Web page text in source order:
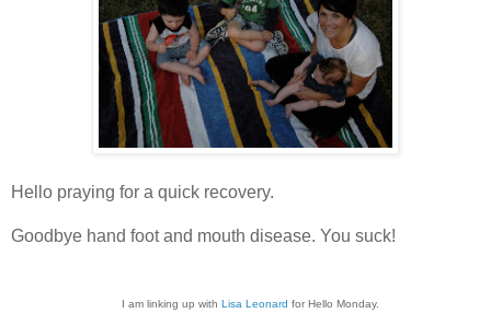
Hello praying for a quick recovery.
Goodbye hand foot and mouth disease. You suck!
I am linking up with Lisa Leonard for Hello Monday.